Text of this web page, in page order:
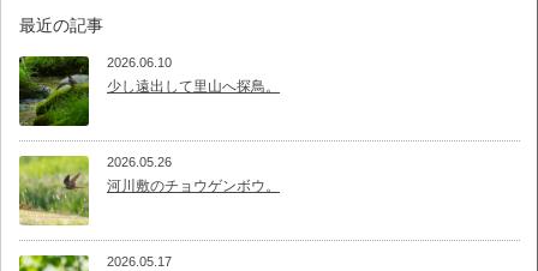
最近の記事
2026.06.10
少し遠出して里山へ探鳥。
2026.05.26
河川敷のチョウゲンボウ。
2026.05.17